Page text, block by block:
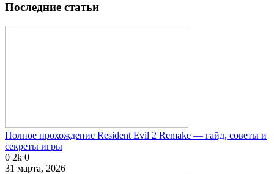
Последние статьи
Полное прохождение Resident Evil 2 Remake — гайд, советы и
секреты игры
0 2k 0
31 марта, 2026